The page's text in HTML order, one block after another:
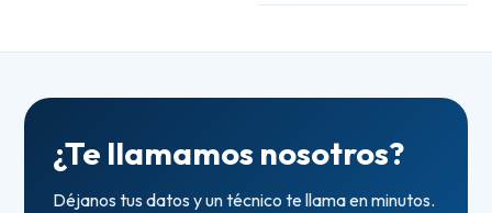
¿Te llamamos nosotros?
Déjanos tus datos y un técnico te llama en minutos.